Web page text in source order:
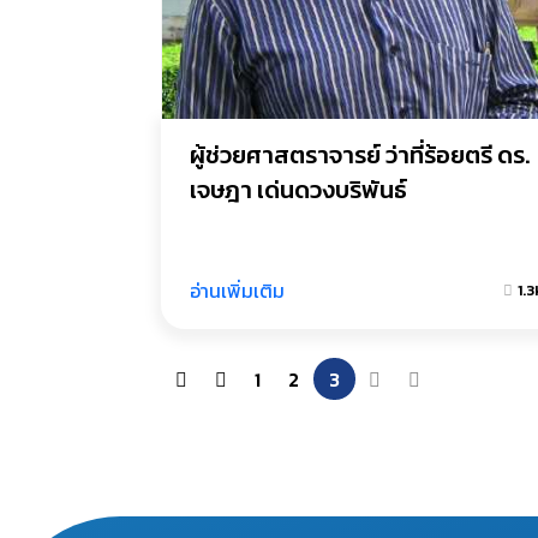
ผู้ช่วยศาสตราจารย์ ว่าที่ร้อยตรี ดร.
เจษฎา เด่นดวงบริพันธ์
อ่านเพิ่มเติม
1 2 3